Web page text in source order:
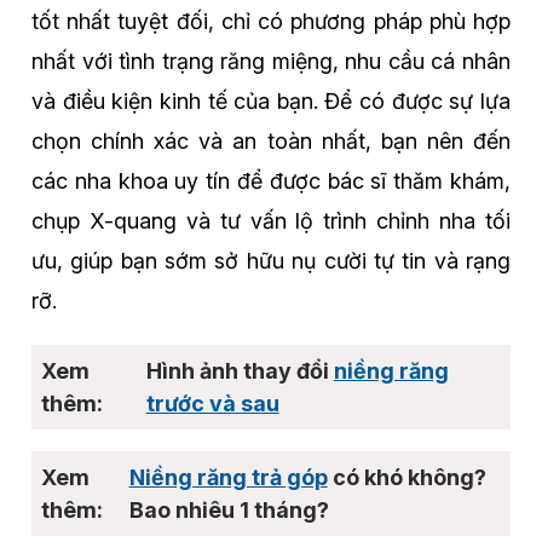
tốt nhất tuyệt đối, chỉ có phương pháp phù hợp
nhất với tình trạng răng miệng, nhu cầu cá nhân
và điều kiện kinh tế của bạn. Để có được sự lựa
chọn chính xác và an toàn nhất, bạn nên đến
các nha khoa uy tín để được bác sĩ thăm khám,
chụp X-quang và tư vấn lộ trình chỉnh nha tối
ưu, giúp bạn sớm sở hữu nụ cười tự tin và rạng
rỡ.
Hình ảnh thay đổi niềng răng
trước và sau
Niềng răng trả gópcó khó không?
Bao nhiêu 1 tháng?